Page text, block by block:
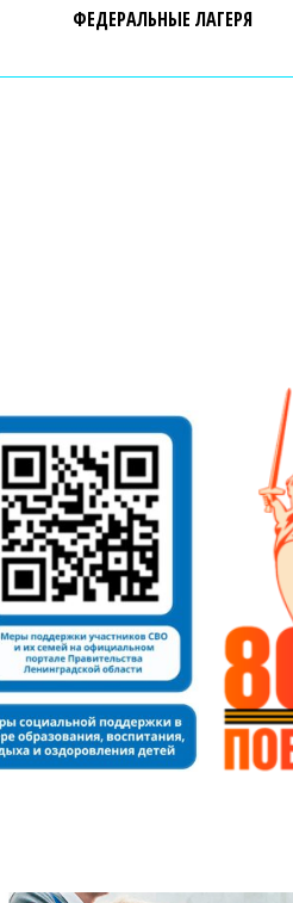
ФЕДЕРАЛЬНЫЕ ЛАГЕРЯ